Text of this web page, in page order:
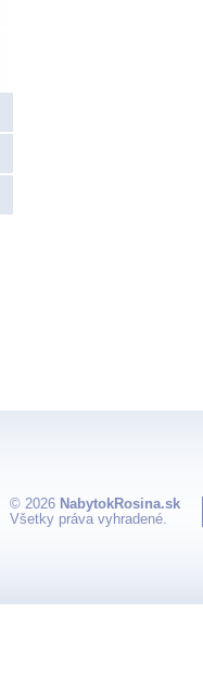
© 2026 NabytokRosina.sk
Všetky práva vyhradené.